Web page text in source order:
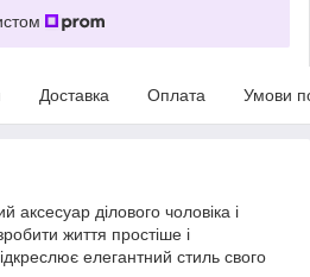
Доставка Оплата Умови
аксесуар ділового чоловіка і
життя простіше і
елегантний стиль свого